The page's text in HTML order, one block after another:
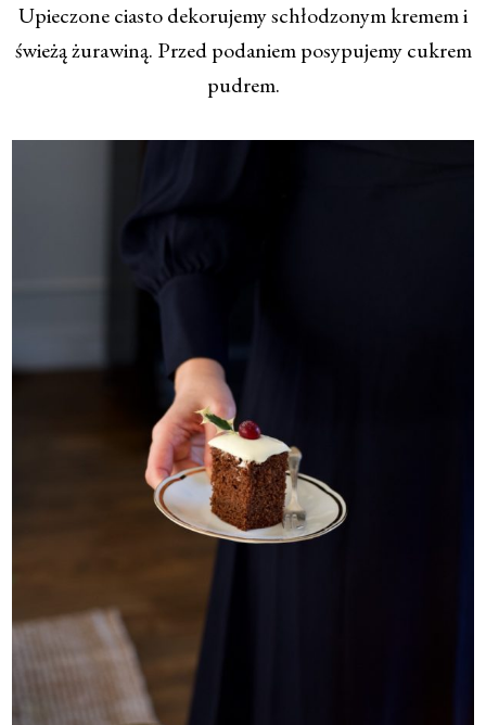
Upieczone ciasto dekorujemy schłodzonym kremem i
świeżą żurawiną. Przed podaniem posypujemy cukrem
pudrem.